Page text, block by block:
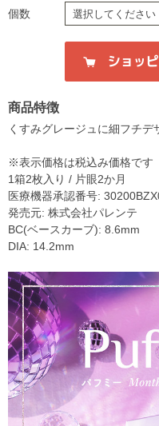
個数
商品特徴
くすみグレージュに細フチデ
※表示価格は税込み価格です
1箱2枚入り / 片眼2か月
医療機器承認番号:
発売元: 株式会社パレンテ
BC(ベースカーブ): 8.6mm
DIA: 14.2mm